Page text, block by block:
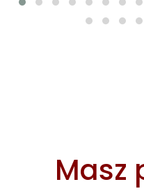
Masz